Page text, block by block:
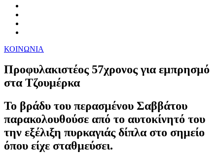
ΚΟΙΝΩΝΙΑ
Προφυλακιστέος 57χρονος για εμπρησμό
στα Τζουμέρκα
Το βράδυ του περασμένου Σαββάτου
παρακολουθούσε από το αυτοκίνητό του
την εξέλιξη πυρκαγιάς δίπλα στο σημείο
όπου είχε σταθμεύσει.